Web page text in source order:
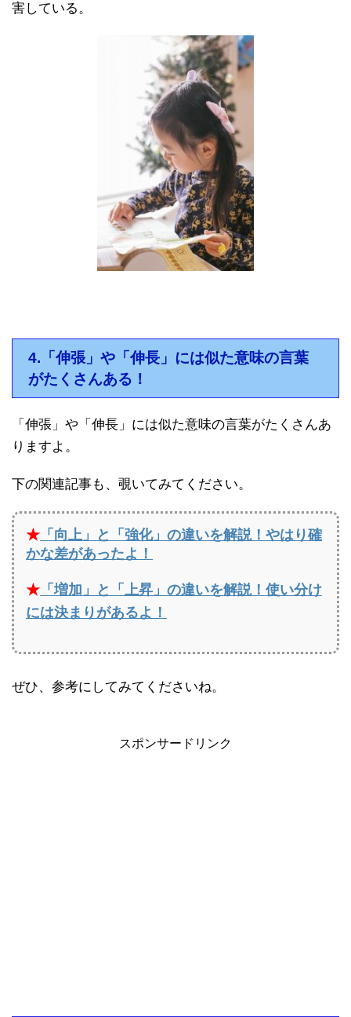
害している。
4.「伸張」や「伸長」には似た意味の言葉
がたくさんある！
「伸張」や「伸長」には似た意味の言葉がたくさんあ
りますよ。
下の関連記事も、覗いてみてください。
★ 「向上」と「強化」の違いを解説！やはり確
かな差があったよ！
★ 「増加」と「上昇」の違いを解説！使い分け
には決まりがあるよ！
ぜひ、参考にしてみてくださいね。
スポンサードリンク